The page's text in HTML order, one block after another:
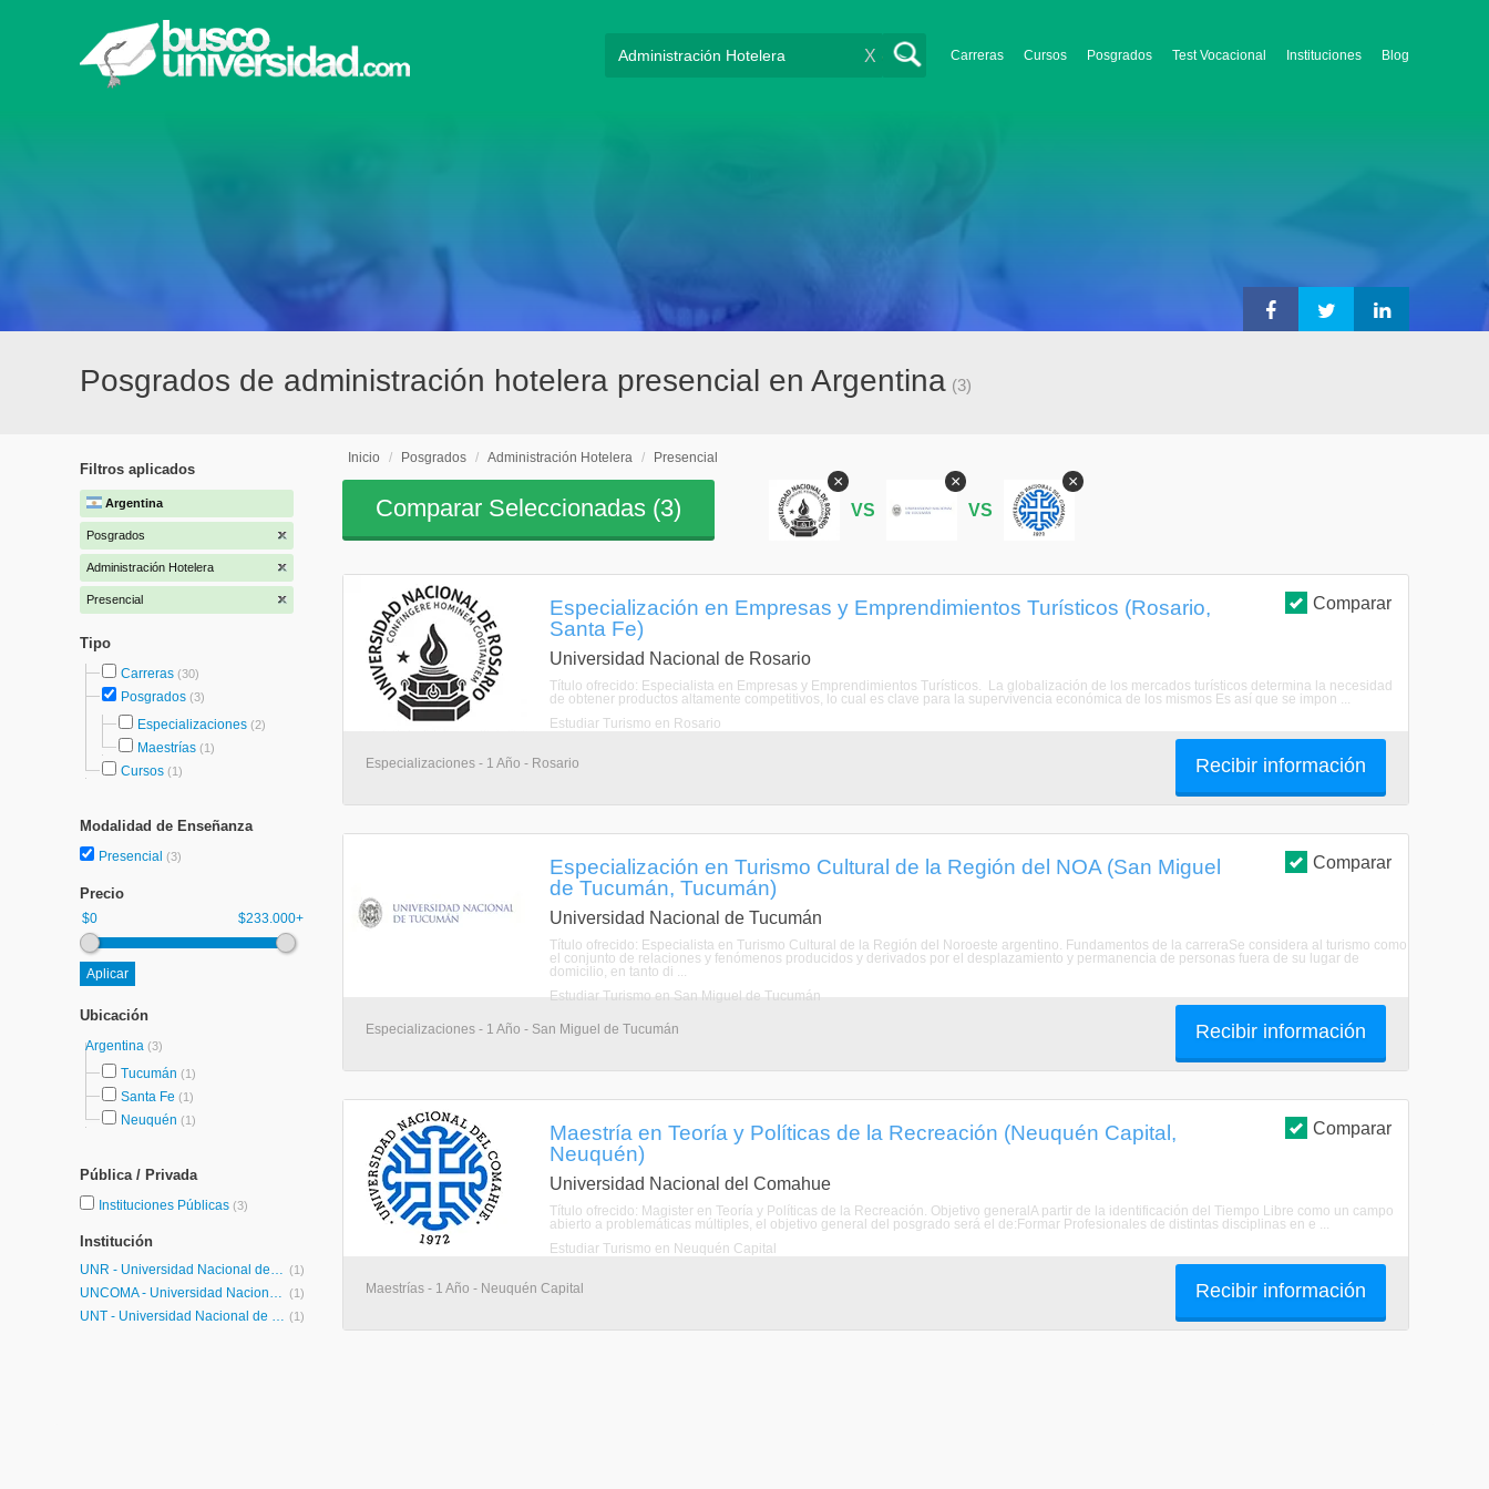
Carreras Cursos Posgrados Test Vocacional Instituciones Blog
X
Posgrados de administración hotelera presencial en Argentina (3)
Filtros aplicados
Argentina
Posgrados
Administración Hotelera
Presencial
Tipo
Carreras (30)
Posgrados (3)
Especializaciones (2)
Maestrías (1)
Cursos (1)
Modalidad de Enseñanza
Presencial (3)
Precio
$0 $233.000+
Ubicación
Argentina (3)
Tucumán (1)
Santa Fe (1)
Neuquén (1)
Pública / Privada
Instituciones Públicas (3)
Institución
UNR - Universidad Nacional de Rosario (1)
UNCOMA - Universidad Nacional del Comahue (1)
UNT - Universidad Nacional de Tucumán (1)
Inicio / Posgrados / Administración Hotelera / Presencial
Comparar Seleccionadas (3)
×
VS
×
VS
×
Comparar
Especialización en Empresas y Emprendimientos Turísticos (Rosario,
Santa Fe)
Universidad Nacional de Rosario
Título ofrecido: Especialista en Empresas y Emprendimientos Turísticos. La globalización de los mercados turísticos determina la necesidad
de obtener productos altamente competitivos, lo cual es clave para la supervivencia económica de los mismos Es así que se impon ...
Estudiar Turismo en Rosario
Especializaciones - 1 Año - Rosario Recibir información
Comparar
Especialización en Turismo Cultural de la Región del NOA (San Miguel
de Tucumán, Tucumán)
Universidad Nacional de Tucumán
Título ofrecido: Especialista en Turismo Cultural de la Región del Noroeste argentino. Fundamentos de la carreraSe considera al turismo como
el conjunto de relaciones y fenómenos producidos y derivados por el desplazamiento y permanencia de personas fuera de su lugar de
domicilio, en tanto di ...
Estudiar Turismo en San Miguel de Tucumán
Especializaciones - 1 Año - San Miguel de Tucumán Recibir información
Comparar
Maestría en Teoría y Políticas de la Recreación (Neuquén Capital,
Neuquén)
Universidad Nacional del Comahue
Título ofrecido: Magister en Teoría y Políticas de la Recreación. Objetivo generalA partir de la identificación del Tiempo Libre como un campo
abierto a problemáticas múltiples, el objetivo general del posgrado será el de:Formar Profesionales de distintas disciplinas en e ...
Estudiar Turismo en Neuquén Capital
Maestrías - 1 Año - Neuquén Capital Recibir información